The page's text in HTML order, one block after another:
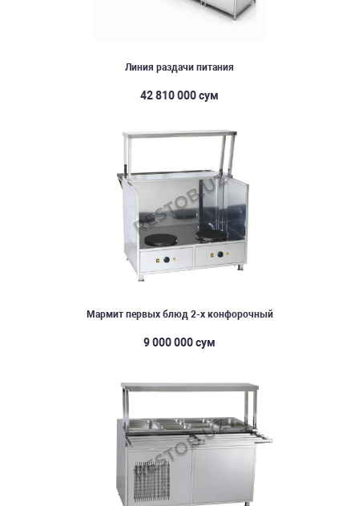
Линия раздачи питания
42 810 000 сум
Мармит первых блюд 2-х конфорочный
9 000 000 сум